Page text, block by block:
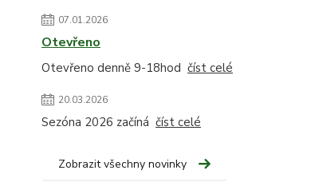
07.01.2026
Otevřeno
Otevřeno denně 9-18hod číst celé
20.03.2026
Sezóna 2026 začíná číst celé
Zobrazit všechny novinky